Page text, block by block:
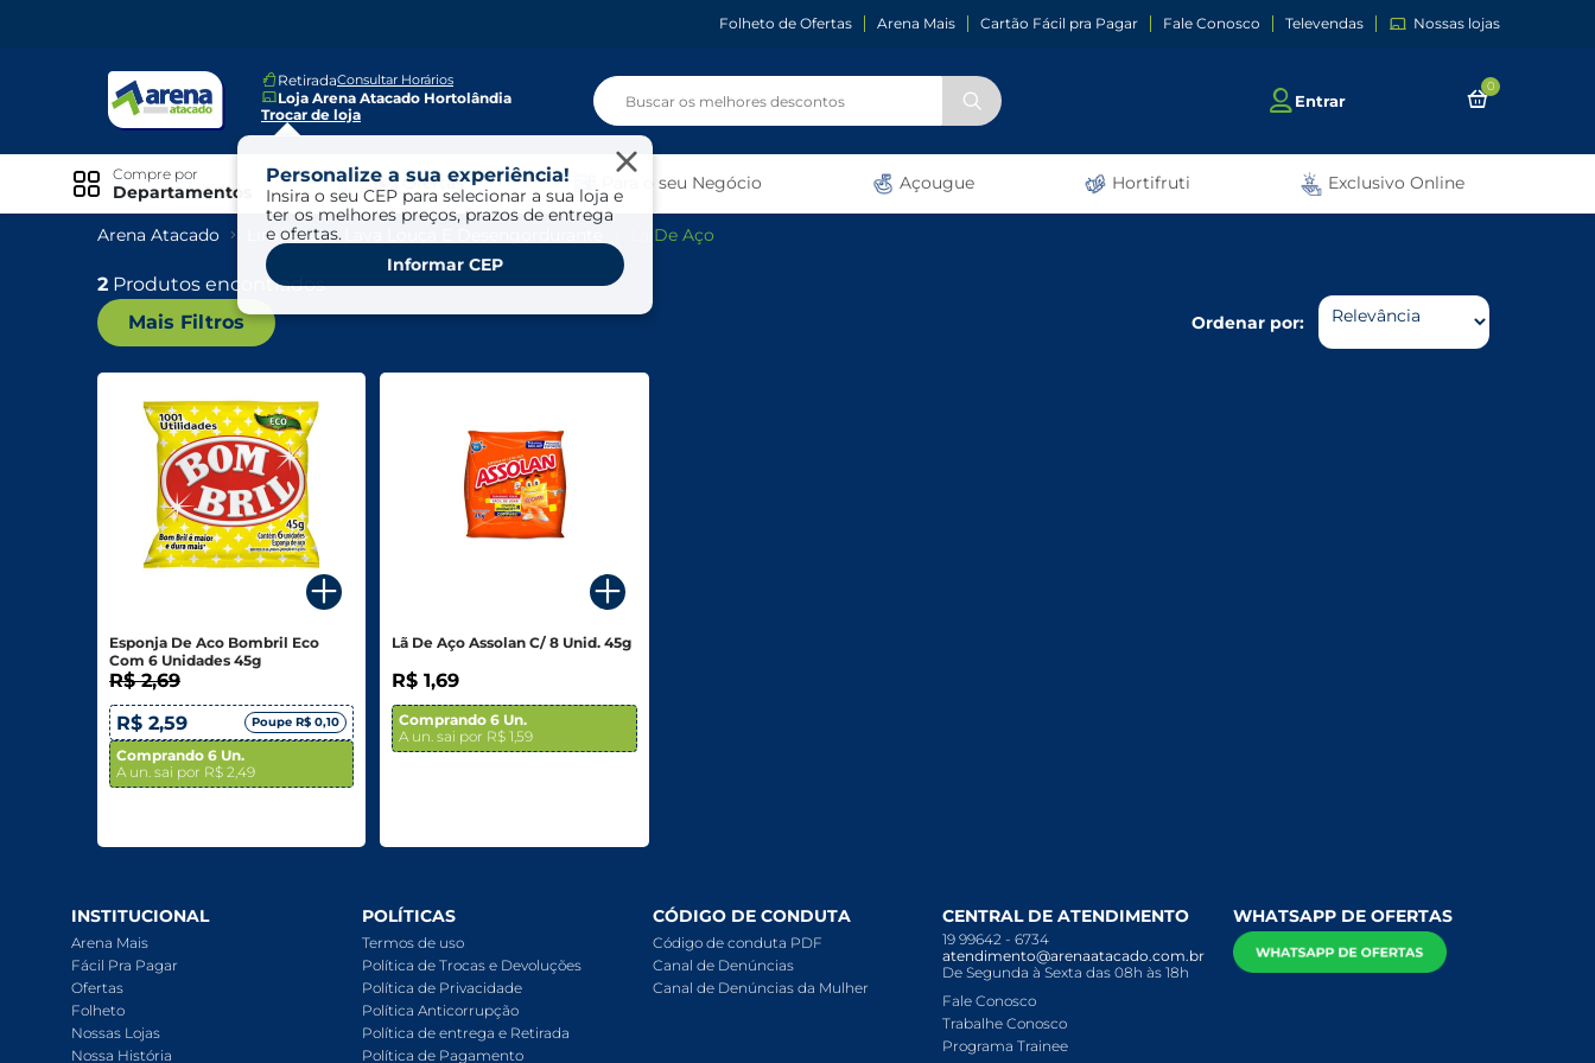
Folheto de Ofertas Arena Mais Cartão Fácil pra Pagar Fale Conosco Televendas Nossas lojas
RetiradaConsultar Horários
Loja Arena Atacado Hortolândia
Trocar de loja
Personalize a sua experiência!
Insira o seu CEP para selecionar a sua loja e
ter os melhores preços, prazos de entrega
e ofertas.
Informar CEP
Entrar
0
Ofertas Para o seu Negócio Açougue Hortifruti Exclusivo Online
Compre por
Departamentos
Especiais
Exclusivo Online
Ofertas
Ofertas Arena Mais
Ofertas Cartão Fácil pra Pagar
Mundo Infantil
Para o seu Negócio
Mercearia
Bebidas
Bebidas Alcoólicas
Frios E Laticínios
Congelados
Higiene E Beleza
Limpeza
Arena Atacado Limpeza La De Aço
2 Produtos encontrados
Mais Filtros
Ordenar por:
Esponja De Aco Bombril Eco
Com 6 Unidades 45g
R$ 2,69
R$ 2,59
Poupe R$ 0,10
Comprando 6 Un.
A un. sai por R$ 2,49
Lã De Aço Assolan C/ 8 Unid. 45g
R$ 1,69
Comprando 6 Un.
A un. sai por R$ 1,59
INSTITUCIONAL
Arena Mais
Fácil Pra Pagar
Ofertas
Folheto
Nossas Lojas
Nossa História
POLÍTICAS
Termos de uso
Política de Trocas e Devoluções
Política de Privacidade
Política Anticorrupção
Política de entrega e Retirada
Política de Pagamento
CÓDIGO DE CONDUTA
Código de conduta PDF
Canal de Denúncias
Canal de Denúncias da Mulher
CENTRAL DE ATENDIMENTO
19 99642 - 6734
atendimento@arenaatacado.com.br
De Segunda à Sexta das 08h às 18h
Fale Conosco
Trabalhe Conosco
Programa Trainee
WHATSAPP DE OFERTAS